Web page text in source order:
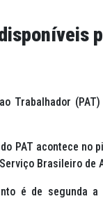
Trabalhador
PAT acontece no
Brasileiro de
é de segunda